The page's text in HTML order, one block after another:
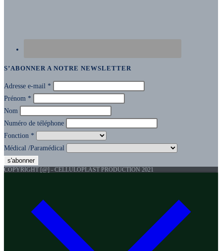
S’ABONNER A NOTRE NEWSLETTER
Adresse e-mail *
Prénom *
Nom
Numéro de téléphone
Fonction *
Médical /Paramédical
COPYRIGHT [@] - CELLULOPLAST PRODUCTION 2021